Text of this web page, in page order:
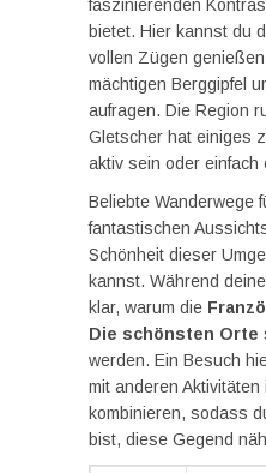
faszinierenden
bietet. Hier kannst du
vollen Zügen
mächtigen Berggipfel
aufragen. Die Region
Gletscher hat einiges
aktiv sein oder
Beliebte Wanderwege
fantastischen
Schönheit dieser
kannst. Während
klar, warum die
Die schönsten Orte
werden. Ein Besuch
mit anderen Aktivitäten
kombinieren, sodass
bist, diese Gegend